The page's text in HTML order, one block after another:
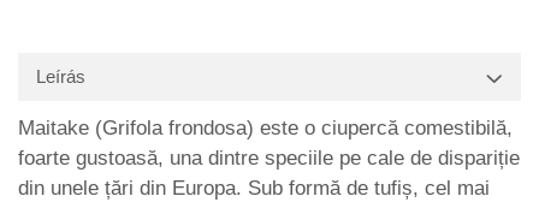
Leírás
Maitake (Grifola frondosa) este o ciupercă comestibilă,
foarte gustoasă, una dintre speciile pe cale de dispariție
din unele țări din Europa. Sub formă de tufiș, cel mai